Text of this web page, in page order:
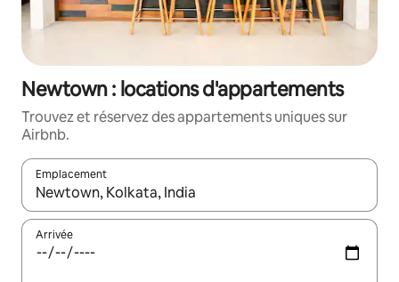
Newtown : locations d'appartements
Trouvez et réservez des appartements uniques sur
Airbnb.
Emplacement
Quand les résultats sont affichés, parcourez-les en utilisant
Arrivée